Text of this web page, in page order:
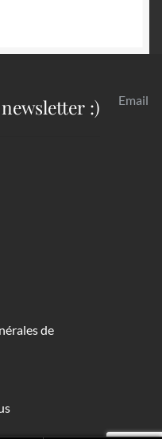
:) Email
de